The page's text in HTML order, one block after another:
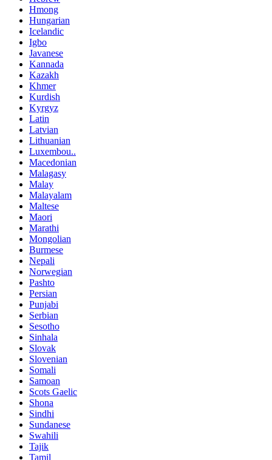
Hmong
Hungarian
Icelandic
Igbo
Javanese
Kannada
Kazakh
Khmer
Kurdish
Kyrgyz
Latin
Latvian
Lithuanian
Luxembou..
Macedonian
Malagasy
Malay
Malayalam
Maltese
Maori
Marathi
Mongolian
Burmese
Nepali
Norwegian
Pashto
Persian
Punjabi
Serbian
Sesotho
Sinhala
Slovak
Slovenian
Somali
Samoan
Scots Gaelic
Shona
Sindhi
Sundanese
Swahili
Tajik
Tamil